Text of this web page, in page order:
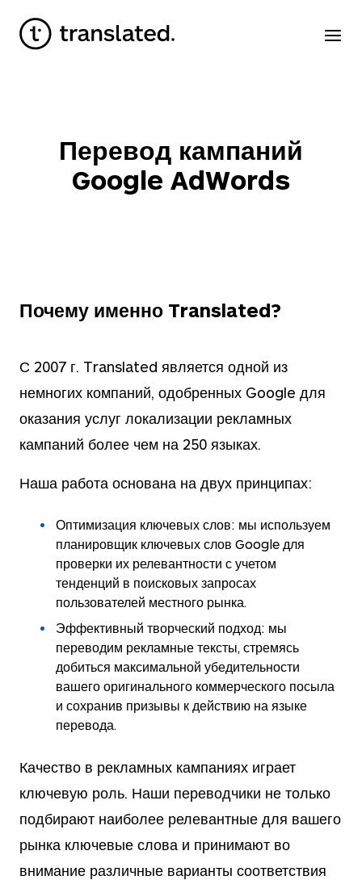
Перевод кампаний
Google AdWords
Почему именно Translated?
С 2007 г. Translated является одной из
немногих компаний, одобренных Google для
оказания услуг локализации рекламных
кампаний более чем на 250 языках.
Наша работа основана на двух принципах:
Оптимизация ключевых слов: мы используем
планировщик ключевых слов Google для
проверки их релевантности с учетом
тенденций в поисковых запросах
пользователей местного рынка.
Эффективный творческий подход: мы
переводим рекламные тексты, стремясь
добиться максимальной убедительности
вашего оригинального коммерческого посыла
и сохранив призывы к действию на языке
перевода.
Качество в рекламных кампаниях играет
ключевую роль. Наши переводчики не только
подбирают наиболее релевантные для вашего
рынка ключевые слова и принимают во
внимание различные варианты соответствия